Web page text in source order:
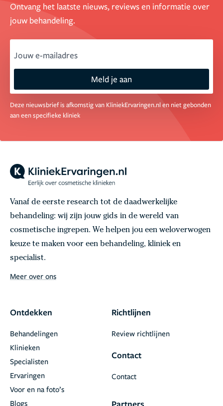
Ontvang het laatste nieuws, reviews en informatie over
jouw behandeling.
Meld je aan
Deze nieuwsbrief is afkomstig van KliniekErvaringen.nl en niet gebonden
aan een specifieke kliniek
Vanaf de eerste research tot de daadwerkelijke
behandeling: wij zijn jouw gids in de wereld van
cosmetische ingrepen. We helpen jou een weloverwogen
keuze te maken voor een behandeling, kliniek en
specialist.
Meer over ons
Ontdekken
Behandelingen
Klinieken
Specialisten
Ervaringen
Voor en na foto’s
Blogs
Richtlijnen
Review richtlijnen
Contact
Contact